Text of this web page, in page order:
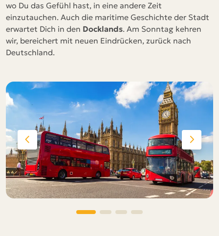
wo Du das Gefühl hast, in eine andere Zeit
einzutauchen. Auch die maritime Geschichte der Stadt
erwartet Dich in den Docklands. Am Sonntag kehren
wir, bereichert mit neuen Eindrücken, zurück nach
Deutschland.